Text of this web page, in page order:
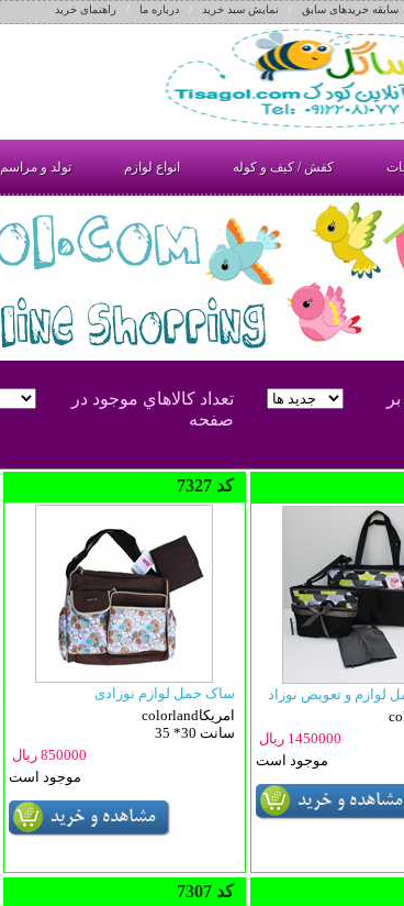
سابقه خریدهای سابق / نمایش سبد خرید /درباره ما /راهنمای خرید
کفش / کیف و کوله انواع لوازم تولد و مراسم
تعداد کالاهاي موجود در
صفحه
7327 کد
ساک حمل لوازم نوزادی
colorlandامریکا
35 *30 سانت
850000 ریال
موجود است
1450000 ریال
موجود است
7307 کد